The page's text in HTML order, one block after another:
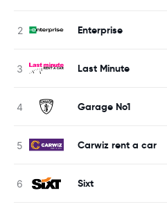
Enterprise
Last Minute
Garage No1
Carwiz rent a car
Sixt